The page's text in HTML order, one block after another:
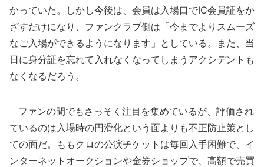
かっていた。しかし今後は、会員は入場口でIC会員証をか
ざすだけになり、ファンクラブ側は「今までよりスムーズ
なご入場ができるようになります」としている。また、当
日に身分証を忘れて入れなくなってしまうアクシデントも
なくなるだろう。
ファンの間でもさっそく注目を集めているが、評価され
ているのは入場時の円滑化という面よりも不正防止策とし
ての面だ。ももクロの公演チケットは毎回入手困難で、イ
ンターネットオークションや金券ショップで、高額で売買